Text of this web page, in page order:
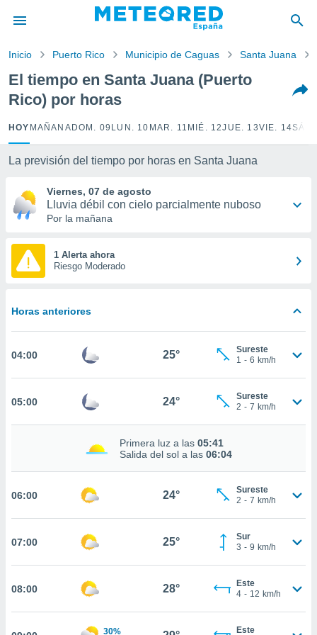
por
para
la
calidad.
a este
las
y
forma
basada
permite
seguir
coste.
botón
a la
nos
y análisis
como
y
en
Inicio Puerto Rico Municipio de Caguas Santa Juana
El tiempo en Santa Juana (Puerto
Rico) por horas
HOY MAÑANA DOM. 09 LUN. 10 MAR. 11 MIÉ. 12JUE. 13VIE. 14
La previsión del tiempo por horas en Santa Juana
Viernes, 07 de agosto
Lluvia débil con cielo parcialmente nuboso
Por la mañana
1 Alerta ahora
Riesgo Moderado
Horas anteriores
04:00 25°
Sureste
1 - 6 km/h
05:00 24°
Sureste
2 - 7 km/h
Primera luz a las 05:41
Salida del sol a las 06:04
06:00 24°
Sureste
2 - 7 km/h
07:00 25°
Sur
3 - 9 km/h
08:00 28°
Este
4 - 12 km/h
30%
Este